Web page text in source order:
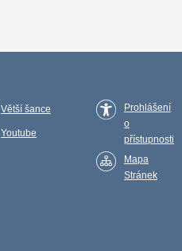
Větší šance
Youtube
Prohlášení
o
přístupnosti
Mapa
Stránek